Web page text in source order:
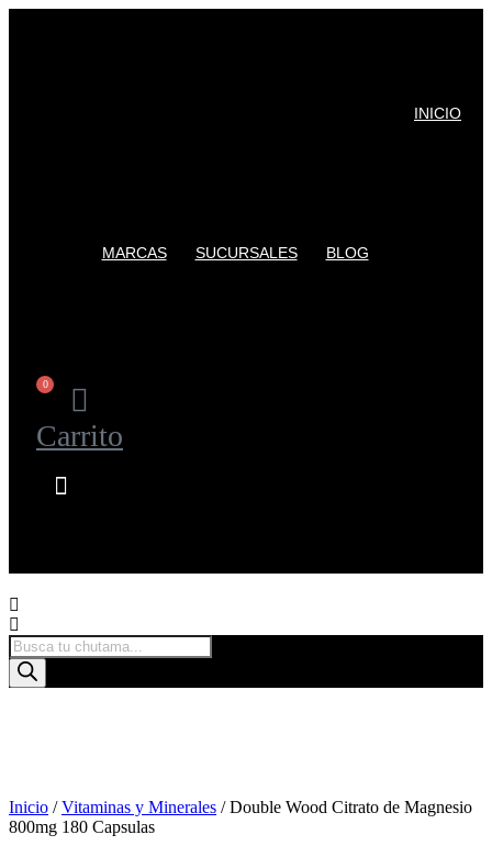
INICIO
MARCAS SUCURSALES BLOG
0
Carrito
Products
search
Inicio /Vitaminas y Minerales / Double Wood Citrato de Magnesio
800mg 180 Capsulas